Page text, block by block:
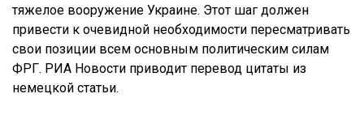
тяжелое вооружение Украине. Этот шаг должен
привести к очевидной необходимости пересматривать
свои позиции всем основным политическим силам
ФРГ. РИА Новости приводит перевод цитаты из
немецкой статьи.